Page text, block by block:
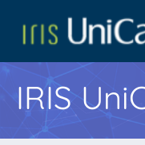
IRIS